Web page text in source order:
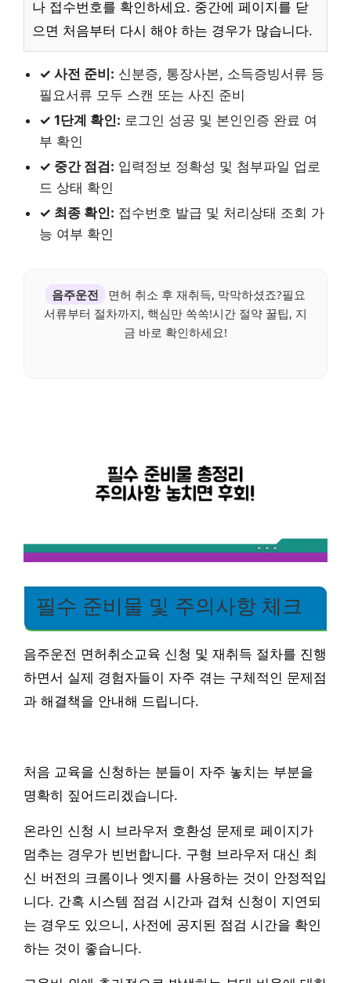
나 접수번호를 확인하세요. 중간에 페이지를 닫
으면 처음부터 다시 해야 하는 경우가 많습니다.
✓ 사전 준비: 신분증, 통장사본, 소득증빙서류 등
필요서류 모두 스캔 또는 사진 준비
✓ 1단계 확인: 로그인 성공 및 본인인증 완료 여
부 확인
✓ 중간 점검: 입력정보 정확성 및 첨부파일 업로
드 상태 확인
✓ 최종 확인: 접수번호 발급 및 처리상태 조회 가
능 여부 확인
음주운전
면허 취소 후 재취득, 막막하셨죠?필요
서류부터 절차까지, 핵심만 쏙쏙!시간 절약 꿀팁, 지
금 바로 확인하세요!
필수 준비물 및 주의사항 체크
음주운전 면허취소교육 신청 및 재취득 절차를 진행
하면서 실제 경험자들이 자주 겪는 구체적인 문제점
과 해결책을 안내해 드립니다.
처음 교육을 신청하는 분들이 자주 놓치는 부분을
명확히 짚어드리겠습니다.
온라인 신청 시 브라우저 호환성 문제로 페이지가
멈추는 경우가 빈번합니다. 구형 브라우저 대신 최
신 버전의 크롬이나 엣지를 사용하는 것이 안정적입
니다. 간혹 시스템 점검 시간과 겹쳐 신청이 지연되
는 경우도 있으니, 사전에 공지된 점검 시간을 확인
하는 것이 좋습니다.